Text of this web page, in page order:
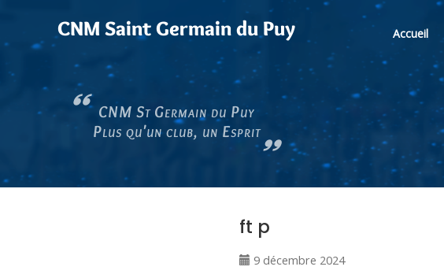
CNM Saint Germain du Puy Accueil
CNM St Germain du Puy
Plus qu'un club, un Esprit
ft p
9 décembre 2024